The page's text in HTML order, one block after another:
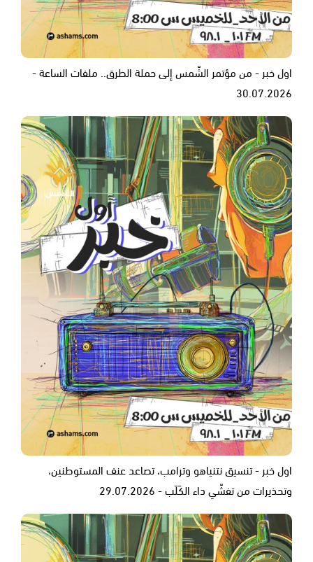
اول خبر - من مؤتمر الشّمس إلى حملة الطرق.. ملفات الساعة -
30.07.2026
اول خبر - تنسيق نتنياهو وترامب، تصاعد عنف المستوطنين،
وتحذيرات من تفشّي داء الكَلَب - 29.07.2026